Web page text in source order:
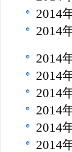
2014
2014
2014
2014
2014
2014
2014
2014